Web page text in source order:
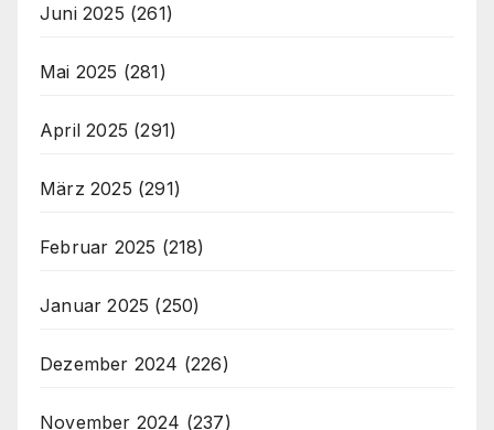
Juni 2025 (261)
Mai 2025 (281)
April 2025 (291)
März 2025 (291)
Februar 2025 (218)
Januar 2025 (250)
Dezember 2024 (226)
November 2024 (237)